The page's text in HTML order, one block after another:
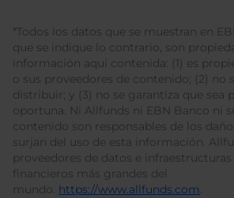
*Todos los datos que se muestran en
que se indique lo contrario, son
información aquí contenida: (1) es
o sus proveedores de contenido; (2) no
distribuir; y (3) no se garantiza que sea
oportuna. Ni Allfunds ni EBN Banco ni
contenido son responsables de los
surjan del uso de esta información.
proveedores de datos e
financieros más grandes del
mundo. https://www.allfunds.com.